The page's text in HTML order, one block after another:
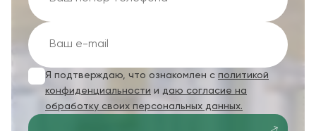
Я подтверждаю, что ознакомлен с политикой
конфиденциальности и даю согласие на
обработку своих персональных данных.